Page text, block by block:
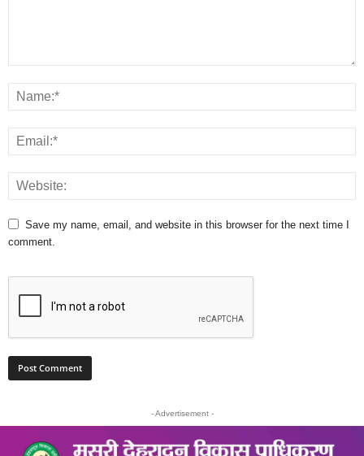
Save my name, email, and website in this browser for the next time I
comment.
- Advertisement -